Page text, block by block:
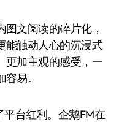
文阅读的碎片化，
能触动人心的沉浸式
更加主观的感受，一
易。
平台红利。企鹅FM在